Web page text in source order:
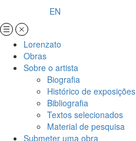
EN
Lorenzato
Obras
Sobre o artista
Biografia
Histórico de exposições
Bibliografia
Textos selecionados
Material de pesquisa
Submeter uma obra